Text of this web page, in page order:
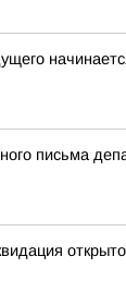
письма